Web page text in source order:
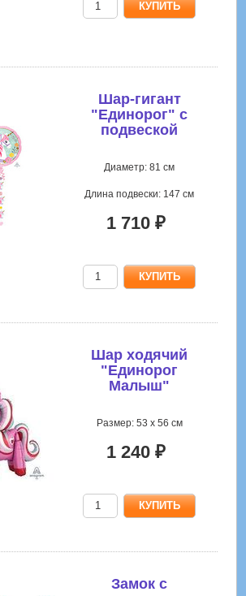
Шар-гигант
"Единорог" с
подвеской
Диаметр: 81 см
Длина подвески: 147 см
1 710 ₽
Шар ходячий
"Единорог
Малыш"
Размер: 53 х 56 см
1 240 ₽
Замок с